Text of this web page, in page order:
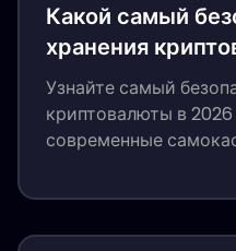
Какой самый
хранения
году?
Узнайте самый
криптовалюты в 2026
современные